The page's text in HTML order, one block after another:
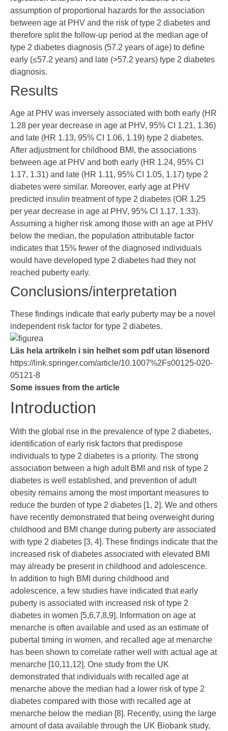
assumption of proportional hazards for the association
between age at PHV and the risk of type 2 diabetes and
therefore split the follow-up period at the median age of
type 2 diabetes diagnosis (57.2 years of age) to define
early (≤57.2 years) and late (>57.2 years) type 2 diabetes
diagnosis.
Results
Age at PHV was inversely associated with both early (HR
1.28 per year decrease in age at PHV, 95% CI 1.21, 1.36)
and late (HR 1.13, 95% CI 1.06, 1.19) type 2 diabetes.
After adjustment for childhood BMI, the associations
between age at PHV and both early (HR 1.24, 95% CI
1.17, 1.31) and late (HR 1.11, 95% CI 1.05, 1.17) type 2
diabetes were similar. Moreover, early age at PHV
predicted insulin treatment of type 2 diabetes (OR 1.25
per year decrease in age at PHV, 95% CI 1.17, 1.33).
Assuming a higher risk among those with an age at PHV
below the median, the population attributable factor
indicates that 15% fewer of the diagnosed individuals
would have developed type 2 diabetes had they not
reached puberty early.
Conclusions/interpretation
These findings indicate that early puberty may be a novel
independent risk factor for type 2 diabetes.
Läs hela artrikeln i sin helhet som pdf utan lösenord
https://link.springer.com/article/10.1007%2Fs00125-020-
05121-8
Some issues from the article
Introduction
With the global rise in the prevalence of type 2 diabetes,
identification of early risk factors that predispose
individuals to type 2 diabetes is a priority. The strong
association between a high adult BMI and risk of type 2
diabetes is well established, and prevention of adult
obesity remains among the most important measures to
reduce the burden of type 2 diabetes [1, 2]. We and others
have recently demonstrated that being overweight during
childhood and BMI change during puberty are associated
with type 2 diabetes [3, 4]. These findings indicate that the
increased risk of diabetes associated with elevated BMI
may already be present in childhood and adolescence.
In addition to high BMI during childhood and
adolescence, a few studies have indicated that early
puberty is associated with increased risk of type 2
diabetes in women [5,6,7,8,9]. Information on age at
menarche is often available and used as an estimate of
pubertal timing in women, and recalled age at menarche
has been shown to correlate rather well with actual age at
menarche [10,11,12]. One study from the UK
demonstrated that individuals with recalled age at
menarche above the median had a lower risk of type 2
diabetes compared with those with recalled age at
menarche below the median [8]. Recently, using the large
amount of data available through the UK Biobank study,